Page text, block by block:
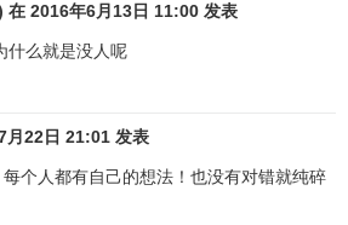
在 2016年6月13日 11:00 发表
什么就是没人呢
月22日 21:01 发表
个人都有自己的想法！也没有对错就纯碎